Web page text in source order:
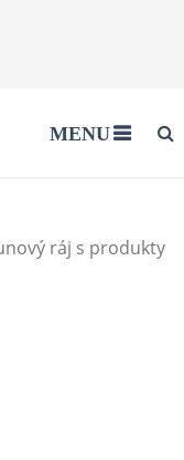
MENU
ráj s produkty